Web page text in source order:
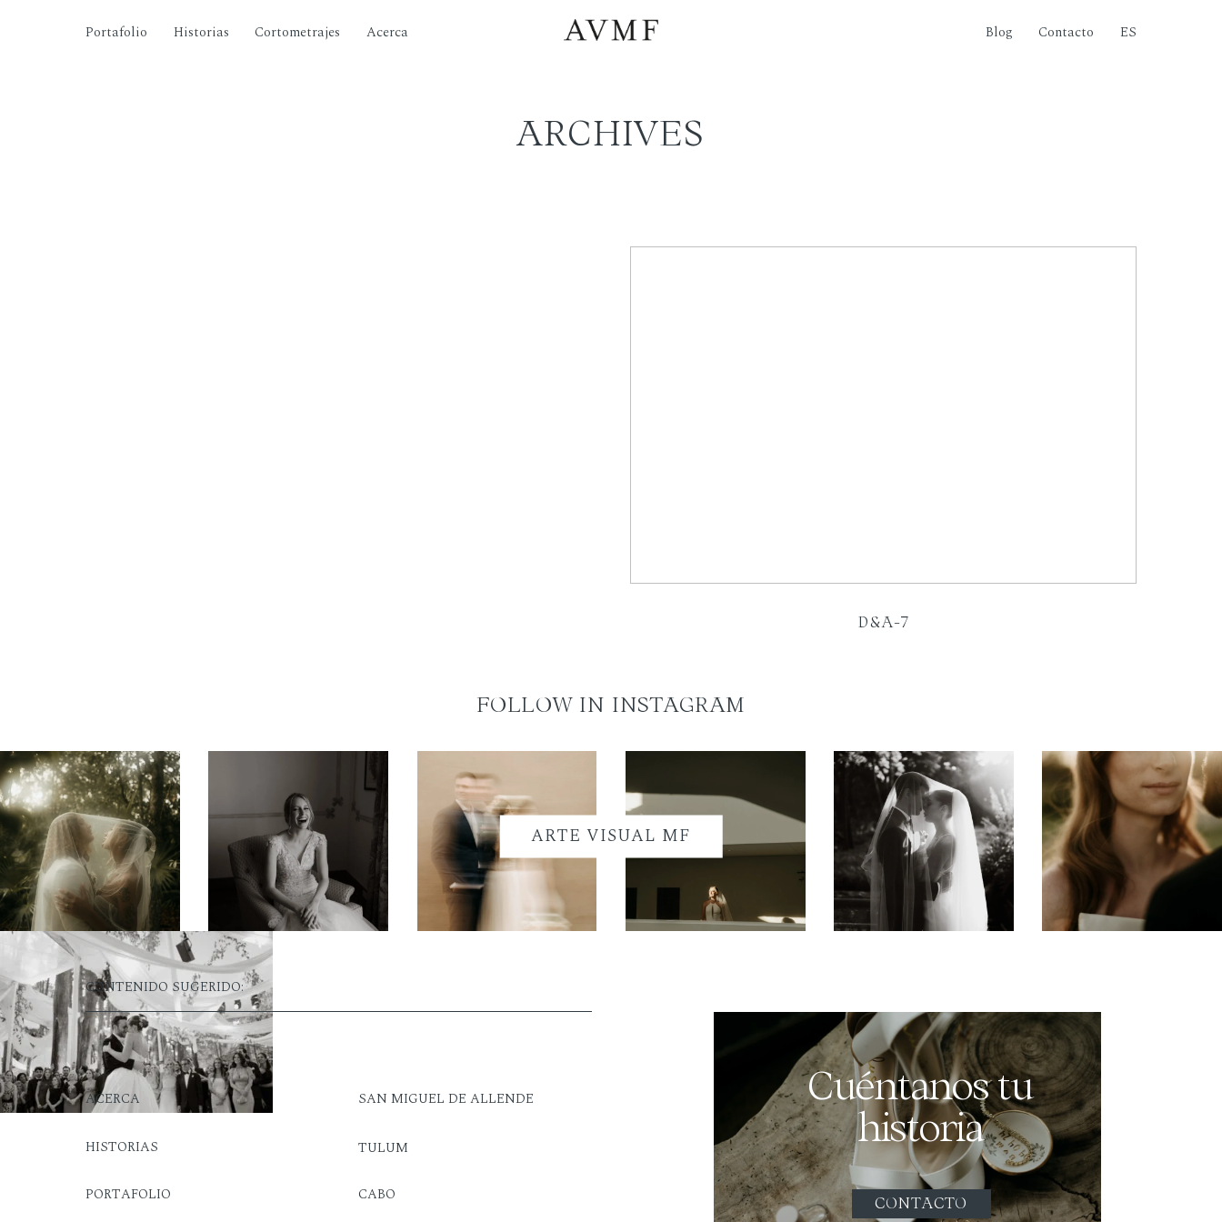
Portafolio Historias Cortometrajes Acerca Blog Contacto ES
ARCHIVES
D&A-7
FOLLOW IN INSTAGRAM
ARTE VISUAL MF
CONTENIDO SUGERIDO:
Cuéntanos tu
historia
ACERCA SAN MIGUEL DE ALLENDE
HISTORIAS TULUM
PORTAFOLIO CABO CONTACTO